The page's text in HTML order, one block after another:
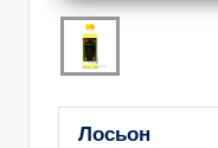
Лосьон